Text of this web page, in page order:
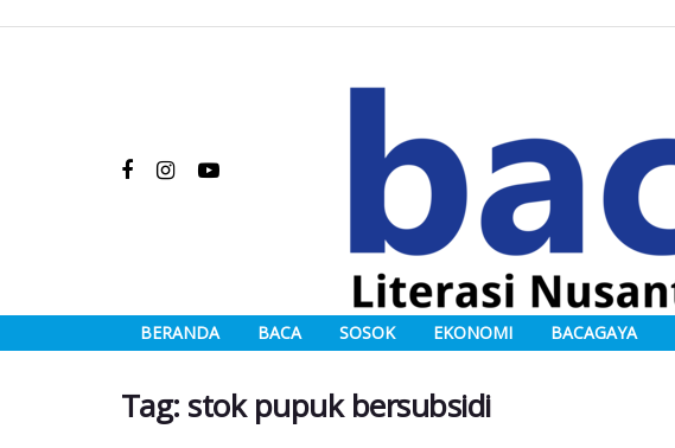
BERANDA BACA SOSOK EKONOMI BACAGAYA
Tag: stok pupuk bersubsidi